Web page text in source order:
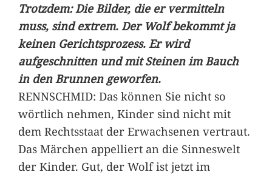
Trotzdem: Die Bilder, die er vermitteln
muss, sind extrem. Der Wolf bekommt ja
keinen Gerichtsprozess. Er wird
aufgeschnitten und mit Steinen im Bauch
in den Brunnen geworfen.
RENNSCHMID: Das können Sie nicht so
wörtlich nehmen, Kinder sind nicht mit
dem Rechtsstaat der Erwachsenen vertraut.
Das Märchen appelliert an die Sinneswelt
der Kinder. Gut, der Wolf ist jetzt im